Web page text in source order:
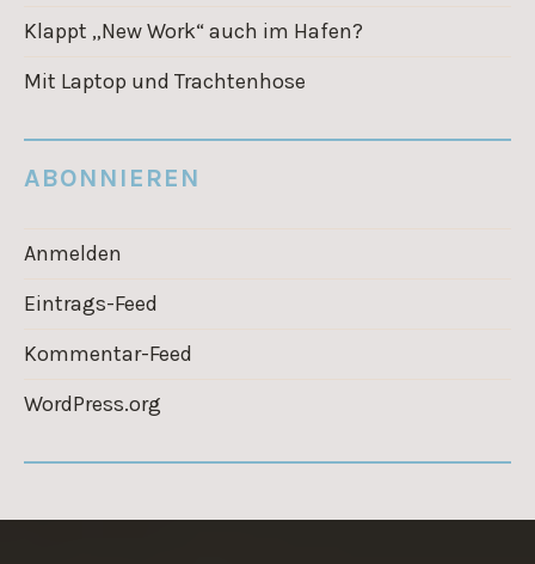
Klappt „New Work“ auch im Hafen?
Mit Laptop und Trachtenhose
ABONNIEREN
Anmelden
Eintrags-Feed
Kommentar-Feed
WordPress.org